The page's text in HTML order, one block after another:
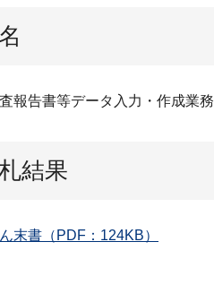
報告書等データ入力・作成業
結果
末書（PDF：124KB）